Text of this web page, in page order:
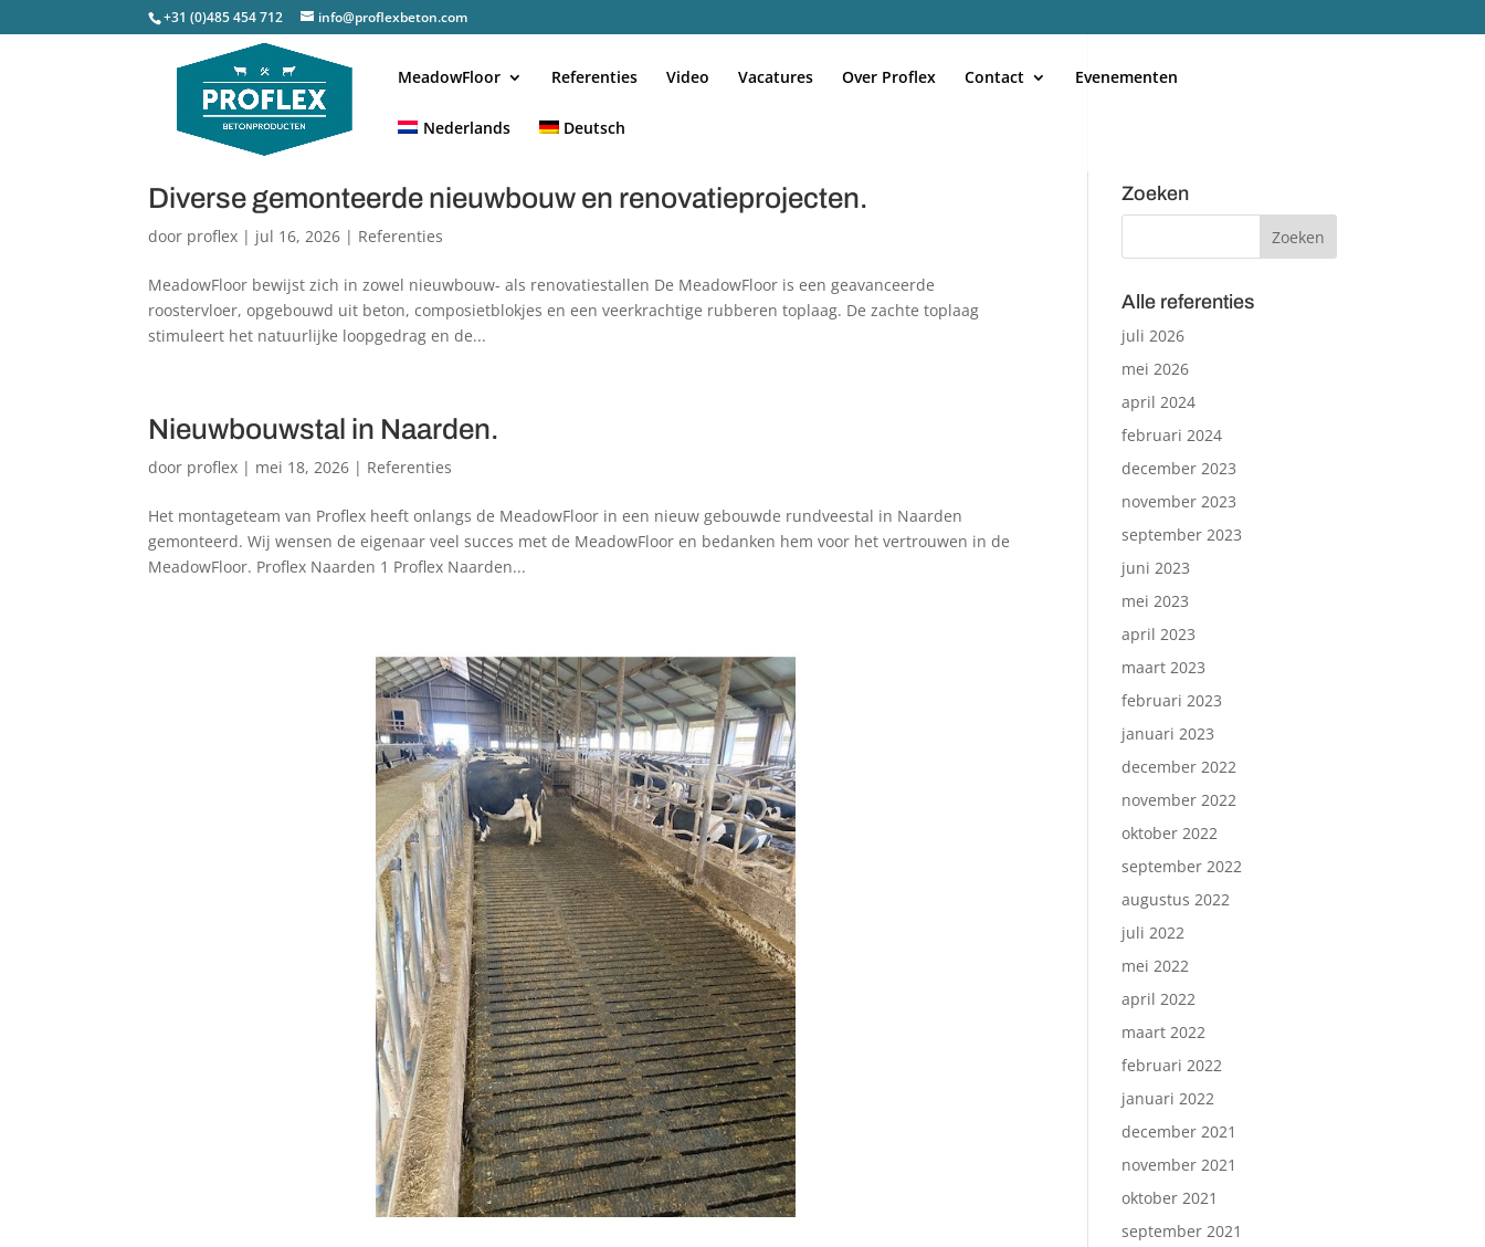
+31 (0)485 454 712 info@proflexbeton.com
MeadowFloor Referenties Video Vacatures Over Proflex Contact Evenementen
Nederlands Deutsch
Diverse gemonteerde nieuwbouw en renovatieprojecten.
door proflex | jul 16, 2026 | Referenties
MeadowFloor bewijst zich in zowel nieuwbouw- als renovatiestallen De MeadowFloor is een geavanceerde
roostervloer, opgebouwd uit beton, composietblokjes en een veerkrachtige rubberen toplaag. De zachte toplaag
stimuleert het natuurlijke loopgedrag en de...
Nieuwbouwstal in Naarden.
door proflex | mei 18, 2026 | Referenties
Het montageteam van Proflex heeft onlangs de MeadowFloor in een nieuw gebouwde rundveestal in Naarden
gemonteerd. Wij wensen de eigenaar veel succes met de MeadowFloor en bedanken hem voor het vertrouwen in de
MeadowFloor. Proflex Naarden 1 Proflex Naarden...
Zoeken
Alle referenties
juli 2026
mei 2026
april 2024
februari 2024
december 2023
november 2023
september 2023
juni 2023
mei 2023
april 2023
maart 2023
februari 2023
januari 2023
december 2022
november 2022
oktober 2022
september 2022
augustus 2022
juli 2022
mei 2022
april 2022
maart 2022
februari 2022
januari 2022
december 2021
november 2021
oktober 2021
september 2021